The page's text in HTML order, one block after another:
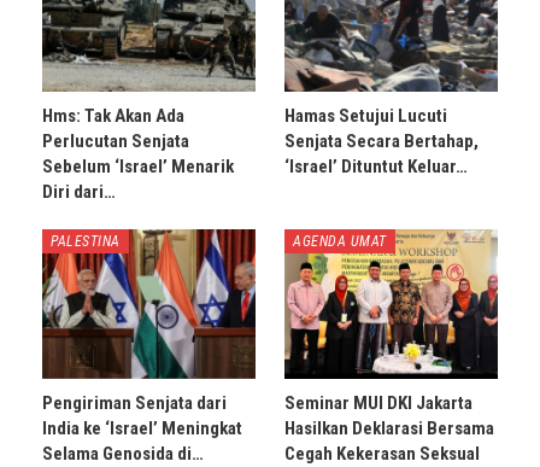
Hms: Tak Akan Ada
Perlucutan Senjata
Sebelum ‘Israel’ Menarik
Diri dari…
Hamas Setujui Lucuti
Senjata Secara Bertahap,
‘Israel’ Dituntut Keluar…
PALESTINA
Pengiriman Senjata dari
India ke ‘Israel’ Meningkat
Selama Genosida di…
AGENDA UMAT
Seminar MUI DKI Jakarta
Hasilkan Deklarasi Bersama
Cegah Kekerasan Seksual